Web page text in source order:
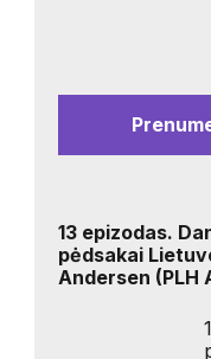
13 epizodas.
pėdsakai
Andersen (PLH